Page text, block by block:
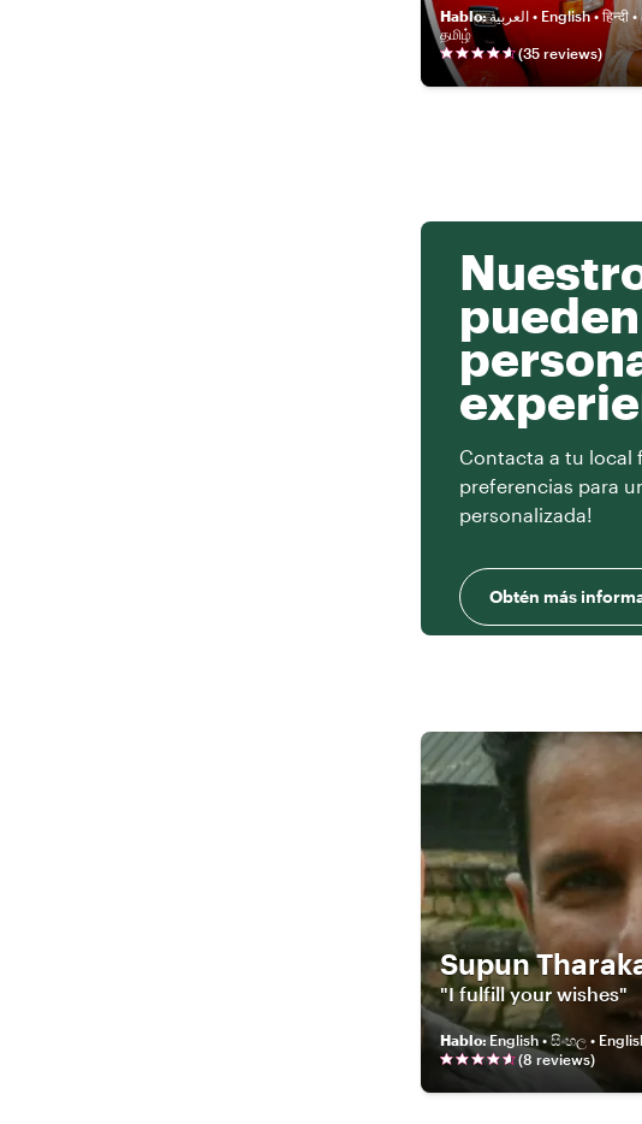
Hablo:العربية • English • हिन्दी • සිංහල •
தமிழ்
(35 reviews)
pueden
Contacta a tu local
preferencias para
personalizada!
Obtén más
Supun
"I fulfill your wishes"
Hablo:English • සිංහල •
(8 reviews)